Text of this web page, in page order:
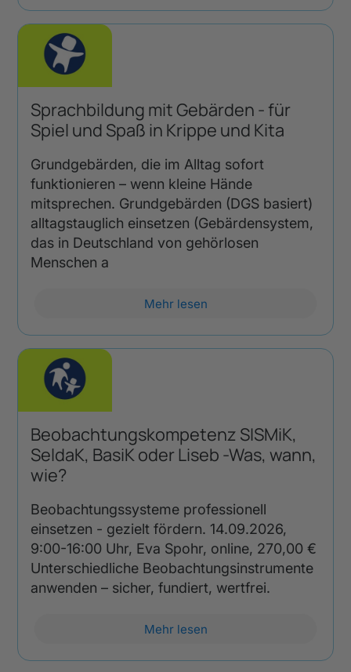
Sprachbildung mit Gebärden - für
Spiel und Spaß in Krippe und Kita
Grundgebärden, die im Alltag sofort
funktionieren – wenn kleine Hände
mitsprechen. Grundgebärden (DGS basiert)
alltagstauglich einsetzen (Gebärdensystem,
das in Deutschland von gehörlosen
Menschen a
Mehr lesen
Beobachtungskompetenz SISMiK,
SeldaK, BasiK oder Liseb -Was, wann,
wie?
Beobachtungssysteme professionell
einsetzen - gezielt fördern. 14.09.2026,
9:00-16:00 Uhr, Eva Spohr, online, 270,00 €
Unterschiedliche Beobachtungsinstrumente
anwenden – sicher, fundiert, wertfrei.
Mehr lesen